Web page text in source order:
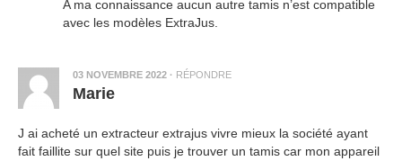
A ma connaissance aucun autre tamis n’est compatible
avec les modèles ExtraJus.
03 NOVEMBRE 2022 · RÉPONDRE
Marie
J ai acheté un extracteur extrajus vivre mieux la société ayant
fait faillite sur quel site puis je trouver un tamis car mon appareil